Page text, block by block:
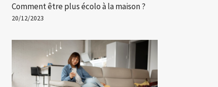
Comment être plus écolo à la maison ?
20/12/2023